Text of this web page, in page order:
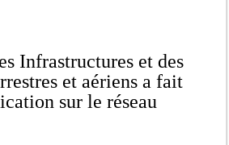
Infrastructures et des
et aériens a fait
sur le réseau